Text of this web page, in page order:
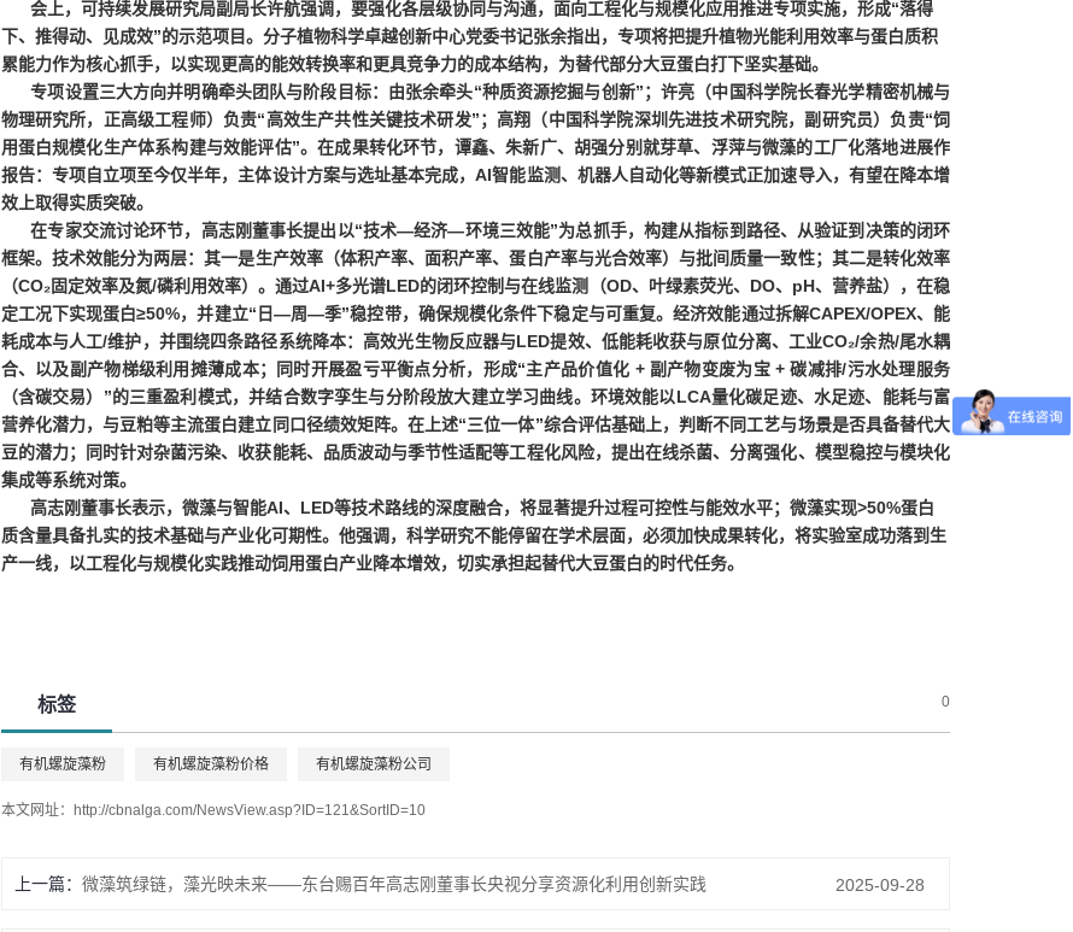
会上， 可持续发展研究局副局长许航强调，要强化各层级协同与沟通，面向工程化与规模化应用推进专项实施，形成“落得
下、推得动、见成效”的示范项目。 分子植物科学卓越创新中心党委书记张余指出，专项将把提升植物光能利用效率与蛋白质积
累能力作为核心抓手，以实现更高的能效转换率和更具竞争力的成本结构，为替代部分大豆蛋白打下坚实基础。
专项设置三大方向并明确牵头团队与阶段目标：由张余牵头“种质资源挖掘与创新”； 许亮 （中国科学院长春光学精密机械与
物理研究所，正高级工程师）负责“高效生产共性关键技术研发”； 高翔 （中国科学院深圳先进技术研究院，副研究员）负责“饲
用蛋白规模化生产体系构建与效能评估”。在成果转化环节， 谭鑫、朱新广、胡强分别就芽草、浮萍与微藻的工厂化落地进展作
报告：专项自立项至今仅半年， 主体设计方案与选址基本完成，AI智能监测、机器人自动化等新模式正加速导入， 有望在降本增
效上取得实质突破。
在专家交流讨论环节， 高志刚董事长提出以“技术—经济—环境三效能”为总抓手，构建从指标到路径、从验证到决策的闭环
框架。 技术效能分为两层：其一是生产效率（体积产率、面积产率、蛋白产率与光合效率）与批间质量一致性；其二是转化效率
（CO₂固定效率及氮/磷利用效率） 。通过AI+多光谱LED的闭环控制与在线监测
（OD、叶绿素荧光、DO、pH、营养盐），在稳
定工况下实现蛋白≥50%，并建立“ 日—周—季”稳控带，确保规模化条件下稳定与可重复。经济效能通过拆解CAPEX/OPEX、能
耗成本与人工/维护，并围绕四条路径系统降本：高效光生物反应器与LED提效、低能耗收获与原位分离、工业CO₂/余热/尾水耦
合、以及副产物梯级利用摊薄成本；同时开展盈亏平衡点分析，形成“主产品价值化 + 副产物变废为宝 + 碳减排/污水处理服务
（含碳交易） ”的三重盈利模式，并结合数字孪生与分阶段放大建立学习曲线。 环境效能以LCA量化碳足迹、水足迹、能耗与富
营养化潜力，与豆粕等主流蛋白建立同口径绩效矩阵。在上述“三位一体”综合评估基础上，判断不同工艺与场景是否具备替代大
豆的潜力；同时针对杂菌污染、收获能耗、品质波动与季节性适配等工程化风险，提出在线杀菌、分离强化、模型稳控与模块化
集成等系统对策。
高志刚董事长表示， 微藻与智能AI、LED等技术路线的深度融合，将显著提升过程可控性与能效水平；微藻实现>50%蛋白
质含量具备扎实的技术基础与产业化可期性。他强调， 科学研究不能停留在学术层面，必须加快成果转化，将实验室成功落到生
产一线，以工程化与规模化实践推动饲用蛋白产业降本增效，切实承担起替代大豆蛋白的时代任务。
标签 0
有机螺旋藻粉 有机螺旋藻粉价格 有机螺旋藻粉公司
本文网址： http://cbnalga.com/NewsView.asp?ID=121&SortID=10
上一篇： 微藻筑绿链，藻光映未来——东台赐百年高志刚董事长央视分享资源化利用创新实践 2025-09-28